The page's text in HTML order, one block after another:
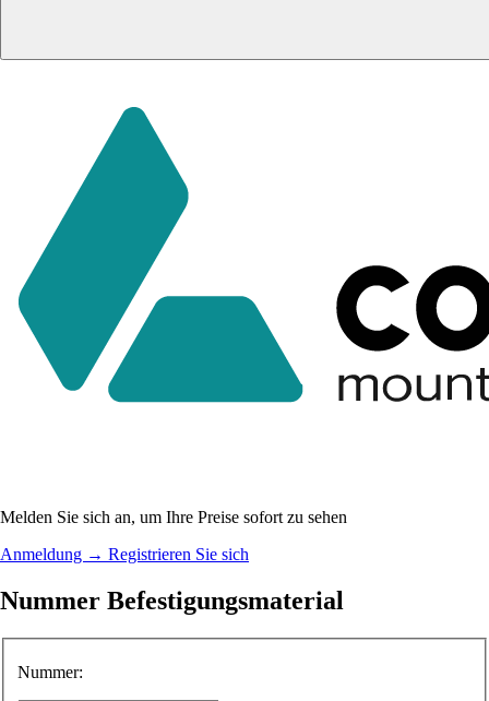
Melden Sie sich an, um Ihre Preise sofort zu sehen
Anmeldung → Registrieren Sie sich
Nummer Befestigungsmaterial
Nummer: